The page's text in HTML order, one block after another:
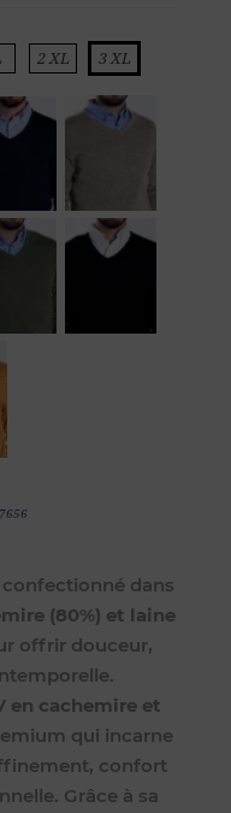
2 XL 3 XL
confectionné dans
(80%) et laine
offrir douceur,
en cachemire et
qui incarne
confort
Grâce à sa